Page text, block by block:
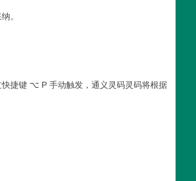
。
捷键 ⌥ P 手动触发，通义灵码灵码将根据